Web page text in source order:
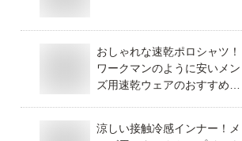
おしゃれな速乾ポロシャツ！
ワークマンのように安いメン
ズ用速乾ウェアのおすすめを
涼しい接触冷感インナー！メ